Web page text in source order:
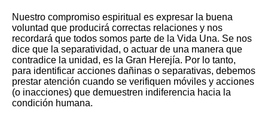
Nuestro compromiso espiritual es expresar la buena
voluntad que producirá correctas relaciones y nos
recordará que todos somos parte de la Vida Una. Se nos
dice que la separatividad, o actuar de una manera que
contradice la unidad, es la Gran Herejía. Por lo tanto,
para identificar acciones dañinas o separativas, debemos
prestar atención cuando se verifiquen móviles y acciones
(o inacciones) que demuestren indiferencia hacia la
condición humana.